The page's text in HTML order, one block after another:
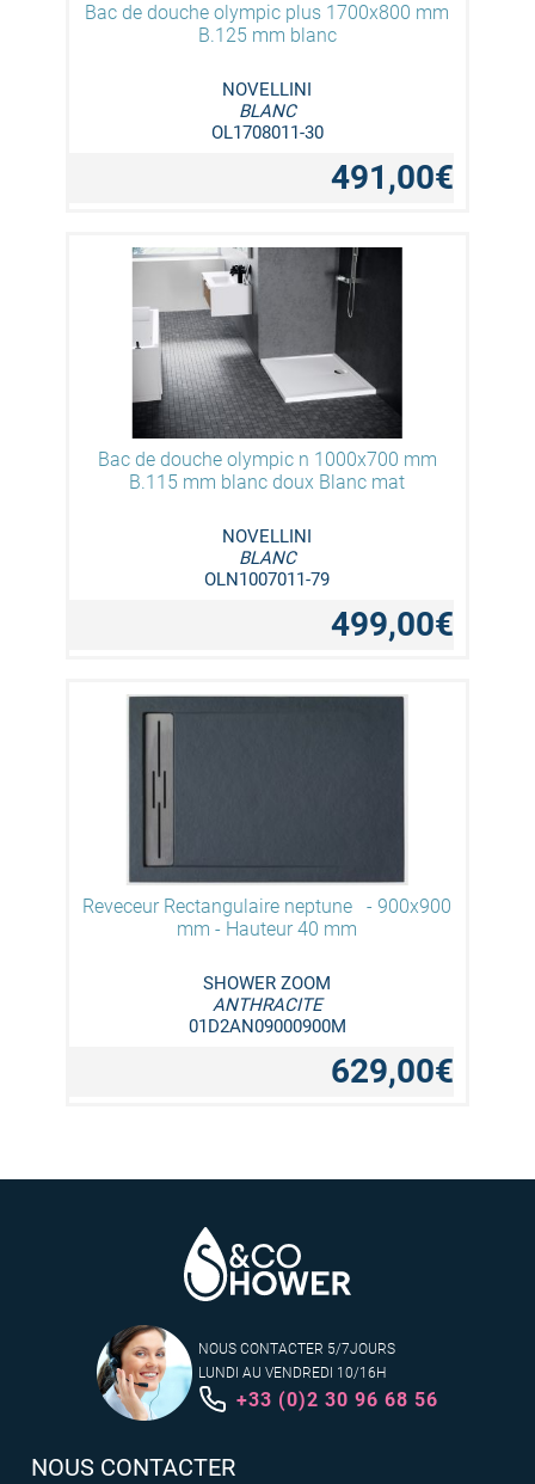
Bac de douche olympic plus 1700x800 mm
B.125 mm blanc
NOVELLINI
BLANC
OL1708011-30
491,00€
Bac de douche olympic n 1000x700 mm
B.115 mm blanc doux Blanc mat
NOVELLINI
BLANC
OLN1007011-79
499,00€
Reveceur Rectangulaire neptune - 900x900
mm - Hauteur 40 mm
SHOWER ZOOM
ANTHRACITE
01D2AN09000900M
629,00€
NOUS CONTACTER 5/7JOURS
LUNDI AU VENDREDI 10/16H
+33 (0)2 30 96 68 56
NOUS CONTACTER